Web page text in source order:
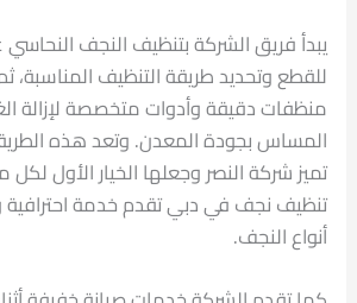
يبدأ فريق الشركة بتنظيف النجف
للقطع وتحديد طريقة التنظيف المناسبة،
منظفات دقيقة وأدوات متخصصة لإزالة
المساس بجودة المعدن. وتعد هذه
تميز شركة النصر وجعلها الخيار الأول
تنظيف نجف في دبي تقدم خدمة
أنواع النجف.